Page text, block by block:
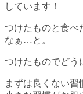
しています！
つけたものと食べ
なぁ…と。
つけたものでどう
まずは良くない習